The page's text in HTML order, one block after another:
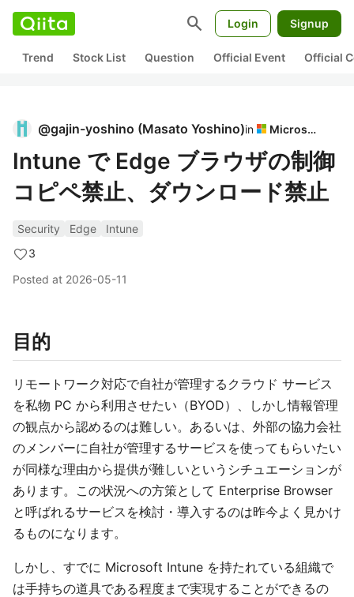
search Login Signup
Trend Stock List Question Official Event Official
@gajin-yoshino (Masato Yoshino)in Microsoft
Intune で Edge ブラウザの制御
コピペ禁止、ダウンロード禁止
Security Edge
Intune
3
Posted at 2026-05-11
目的
リモートワーク対応で自社が管理するクラウド サービス
を私物 PC から利用させたい（BYOD）、しかし情報管理
の観点から認めるのは難しい。あるいは、外部の協力会社
のメンバーに自社が管理するサービスを使ってもらいたい
が同様な理由から提供が難しいというシチュエーションが
あります。この状況への方策として Enterprise Browser
と呼ばれるサービスを検討・導入するのは昨今よく見かけ
るものになります。
しかし、すでに Microsoft Intune を持たれている組織で
は手持ちの道具である程度まで実現することができるの